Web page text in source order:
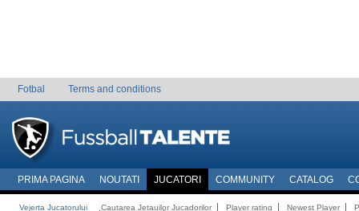
Fotbal Terms and conditions
PRIMA PAGINA NOUTATI JUCATORI COMMUNITY CATALOG
Vejerta Jucatorului Cautarea Jetauilor Jucadorilor Player rating Newest Player